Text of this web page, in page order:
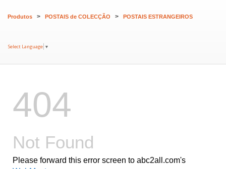
Produtos > POSTAIS de COLECÇÃO > POSTAIS ESTRANGEIROS
Select Language ▼